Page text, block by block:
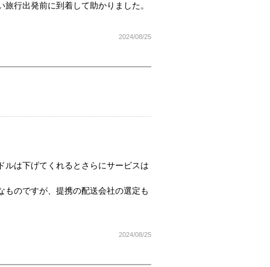
行出発前に到着して助かりました。
2024/08/25
ルは下げてくれるとさらにサービスは
のですが、提携の配送会社の選定も
2024/08/25